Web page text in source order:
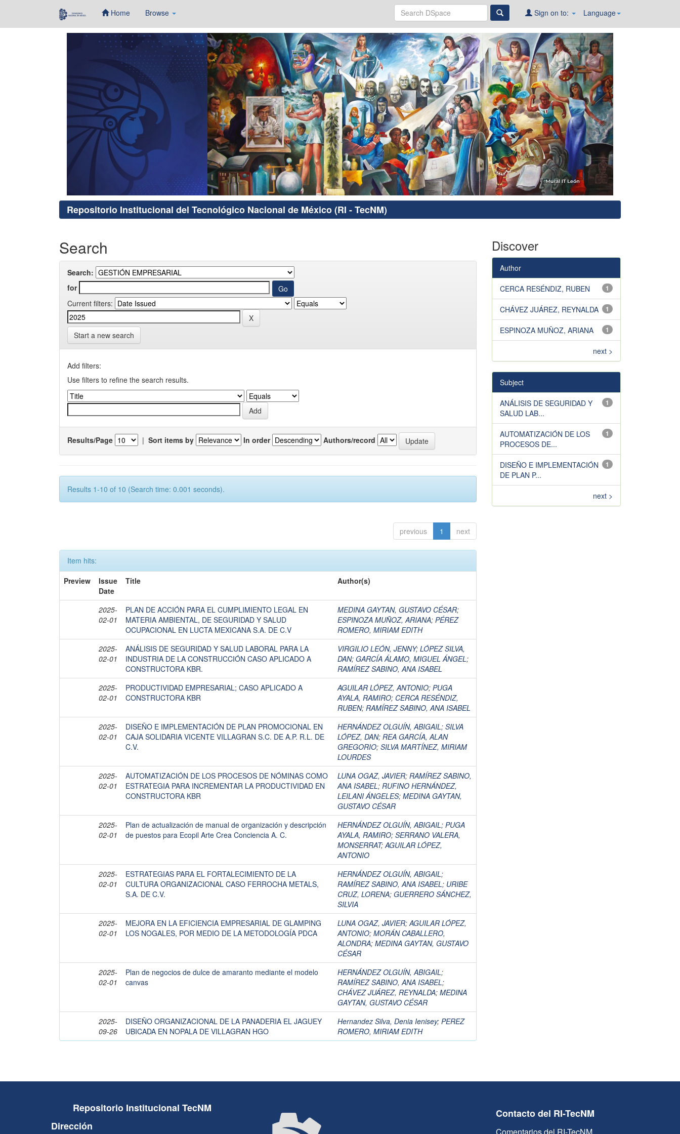
Home Browse Language
Sign on to:
Repositorio Institucional del Tecnológico Nacional de México (RI - TecNM)
Search
Search:
for
Current filters:
Start a new search
Add filters:
Use filters to refine the search results.
Results/Page | Sort items by In order Authors/record
Results 1-10 of 10 (Search time: 0.001 seconds).
previous 1 next
Item hits:
Preview
Issue
Date
Title Author(s)
2025-
02-01
PLAN DE ACCIÓN PARA EL CUMPLIMIENTO LEGAL EN
MATERIA AMBIENTAL, DE SEGURIDAD Y SALUD
OCUPACIONAL EN LUCTA MEXICANA S.A. DE C.V
MEDINA GAYTAN, GUSTAVO CÉSAR;
ESPINOZA MUÑOZ, ARIANA; PÉREZ
ROMERO, MIRIAM EDITH
2025-
02-01
ANÁLISIS DE SEGURIDAD Y SALUD LABORAL PARA LA
INDUSTRIA DE LA CONSTRUCCIÓN CASO APLICADO A
CONSTRUCTORA KBR.
VIRGILIO LEÓN, JENNY; LÓPEZ SILVA,
DAN; GARCÍA ÁLAMO, MIGUEL ÁNGEL;
RAMÍREZ SABINO, ANA ISABEL
2025-
02-01
PRODUCTIVIDAD EMPRESARIAL; CASO APLICADO A
CONSTRUCTORA KBR
AGUILAR LÓPEZ, ANTONIO; PUGA
AYALA, RAMIRO; CERCA RESÉNDIZ,
RUBEN; RAMÍREZ SABINO, ANA ISABEL
2025-
02-01
DISEÑO E IMPLEMENTACIÓN DE PLAN PROMOCIONAL EN
CAJA SOLIDARIA VICENTE VILLAGRAN S.C. DE A.P. R.L. DE
C.V.
HERNÁNDEZ OLGUÍN, ABIGAIL; SILVA
LÓPEZ, DAN; REA GARCÍA, ALAN
GREGORIO; SILVA MARTÍNEZ, MIRIAM
LOURDES
2025-
02-01
AUTOMATIZACIÓN DE LOS PROCESOS DE NÓMINAS COMO
ESTRATEGIA PARA INCREMENTAR LA PRODUCTIVIDAD EN
CONSTRUCTORA KBR
LUNA OGAZ, JAVIER; RAMÍREZ SABINO,
ANA ISABEL; RUFINO HERNÁNDEZ,
LEILANI ÁNGELES; MEDINA GAYTAN,
GUSTAVO CÉSAR
2025-
02-01
Plan de actualización de manual de organización y descripción
de puestos para Ecopil Arte Crea Conciencia A. C.
HERNÁNDEZ OLGUÍN, ABIGAIL; PUGA
AYALA, RAMIRO; SERRANO VALERA,
MONSERRAT;AGUILAR LÓPEZ,
ANTONIO
2025-
02-01
ESTRATEGIAS PARA EL FORTALECIMIENTO DE LA
CULTURA ORGANIZACIONAL CASO FERROCHA METALS,
S.A. DE C.V.
HERNÁNDEZ OLGUÍN, ABIGAIL;
RAMÍREZ SABINO, ANA ISABEL; URIBE
CRUZ, LORENA; GUERRERO SÁNCHEZ,
SILVIA
2025-
02-01
MEJORA EN LA EFICIENCIA EMPRESARIAL DE GLAMPING
LOS NOGALES, POR MEDIO DE LA METODOLOGÍA PDCA
LUNA OGAZ, JAVIER;AGUILAR LÓPEZ,
ANTONIO; MORÁN CABALLERO,
ALONDRA; MEDINA GAYTAN, GUSTAVO
CÉSAR
2025-
02-01
Plan de negocios de dulce de amaranto mediante el modelo
canvas
HERNÁNDEZ OLGUÍN, ABIGAIL;
RAMÍREZ SABINO, ANA ISABEL;
CHÁVEZ JUÁREZ, REYNALDA; MEDINA
GAYTAN, GUSTAVO CÉSAR
2025-
09-26
DISEÑO ORGANIZACIONAL DE LA PANADERIA EL JAGUEY
UBICADA EN NOPALA DE VILLAGRAN HGO
Hernandez Silva, Denia Ienisey; PEREZ
ROMERO, MIRIAM EDITH
Discover
Author
1
CERCA RESÉNDIZ, RUBEN
1
CHÁVEZ JUÁREZ, REYNALDA
1
ESPINOZA MUÑOZ, ARIANA
next >
Subject
1
ANÁLISIS DE SEGURIDAD Y
SALUD LAB...
1
AUTOMATIZACIÓN DE LOS
PROCESOS DE...
1
DISEÑO E IMPLEMENTACIÓN
DE PLAN P...
next >
Repositorio Institucional TecNM
Dirección
Contacto del RI-TecNM